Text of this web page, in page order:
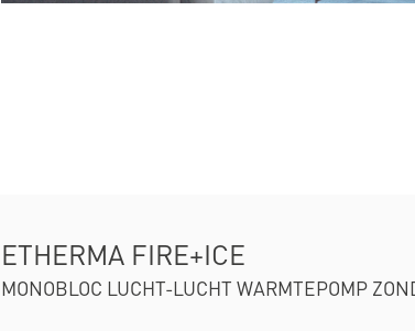
ETHERMA FIRE+ICE
MONOBLOC LUCHT-LUCHT WARMTEPOMP